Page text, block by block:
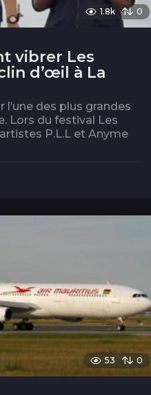
1.8k 0
vibrer Les
d’œil à La
l’une des plus grandes
Lors du festival Les
P.L.L et Anyme
53 0